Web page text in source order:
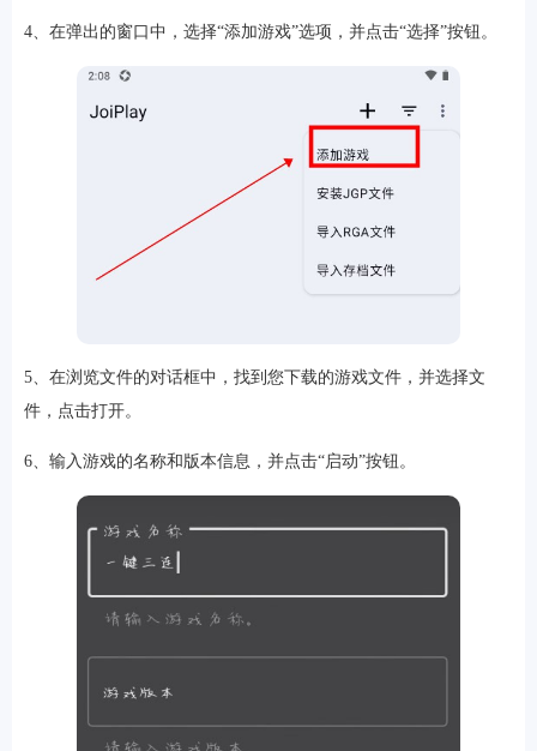
小游戏恋爱养成沙盒模组up主自制赛车竞速策略塔防
冒险解谜 街机格斗模拟经营
影音播放游戏辅助摄影美颜办公商务旅游出行金融理财
新闻阅读考试学习
4、在弹出的窗口中，选择“添加游戏”选项，并点击“选择”按钮。
5、在浏览文件的对话框中，找到您下载的游戏文件，并选择文
件，点击打开。
6、输入游戏的名称和版本信息，并点击“启动”按钮。